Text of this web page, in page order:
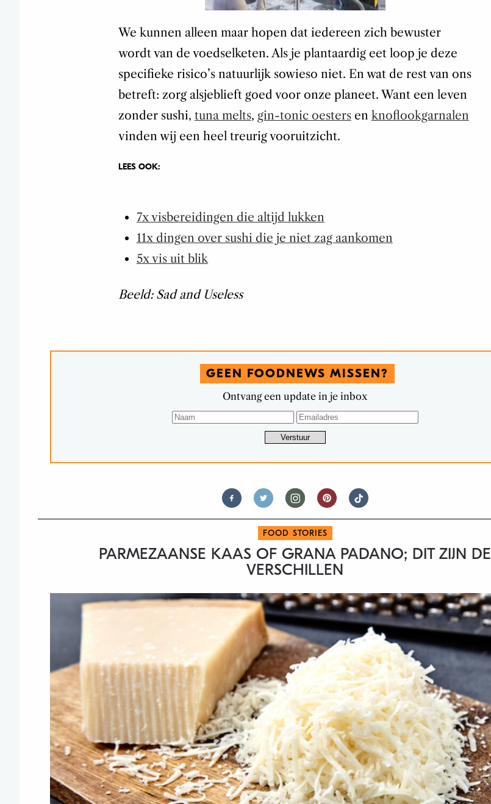
We kunnen alleen maar hopen dat iedereen zich bewuster
wordt van de voedselketen. Als je plantaardig eet loop je deze
specifieke risico’s natuurlijk sowieso niet. En wat de rest van ons
betreft: zorg alsjeblieft goed voor onze planeet. Want een leven
zonder sushi, tuna melts, gin-tonic oestersen knoflookgarnalen
vinden wij een heel treurig vooruitzicht.
LEES OOK:
7x visbereidingen die altijd lukken
11x dingen over sushi die je niet zag aankomen
5x vis uit blik
Beeld: Sad and Useless
GEEN FOODNEWS MISSEN?
Ontvang een update in je inbox
FOOD STORIES
PARMEZAANSE KAAS OF GRANA PADANO; DIT ZIJN DE
VERSCHILLEN